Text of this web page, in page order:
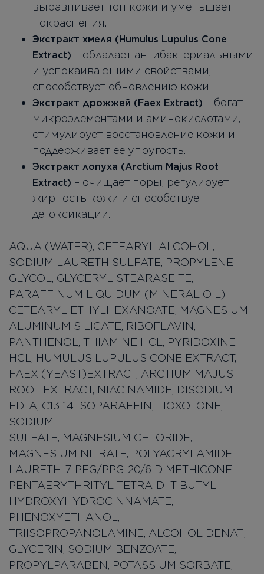
выравнивает тон кожи и уменьшает
покраснения.
Экстракт хмеля (Humulus Lupulus Cone
Extract) – обладает антибактериальными
и успокаивающими свойствами,
способствует обновлению кожи.
Экстракт дрожжей (Faex Extract) – богат
микроэлементами и аминокислотами,
стимулирует восстановление кожи и
поддерживает её упругость.
Экстракт лопуха (Arctium Majus Root
Extract) – очищает поры, регулирует
жирность кожи и способствует
детоксикации.
AQUA (WATER), CETEARYL ALCOHOL,
SODIUM LAURETH SULFATE, PROPYLENE
GLYCOL, GLYCERYL STEARASE TE,
PARAFFINUM LIQUIDUM (MINERAL OIL),
CETEARYL ETHYLHEXANOATE, MAGNESIUM
ALUMINUM SILICATE, RIBOFLAVIN,
PANTHENOL, THIAMINE HCL, PYRIDOXINE
HCL, HUMULUS LUPULUS CONE EXTRACT,
FAEX (YEAST)EXTRACT, ARCTIUM MAJUS
ROOT EXTRACT, NIACINAMIDE, DISODIUM
EDTA, C13-14 ISOPARAFFIN, TIOXOLONE,
SULFATE, MAGNESIUM CHLORIDE,
MAGNESIUM NITRATE, POLYACRYLAMIDE,
LAURETH-7, PEG/PPG-20/6 DIMETHICONE,
PENTAERYTHRITYL TETRA-DI-T-BUTYL
HYDROXYHYDROCINNAMATE,
PHENOXYETHANOL,
TRIISOPROPANOLAMINE, ALCOHOL DENAT.,
GLYCERIN, SODIUM BENZOATE,
PROPYLPARABEN, POTASSIUM SORBATE,